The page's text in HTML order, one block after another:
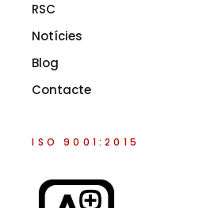
RSC
Notícies
Blog
Contacte
ISO 9001:2015